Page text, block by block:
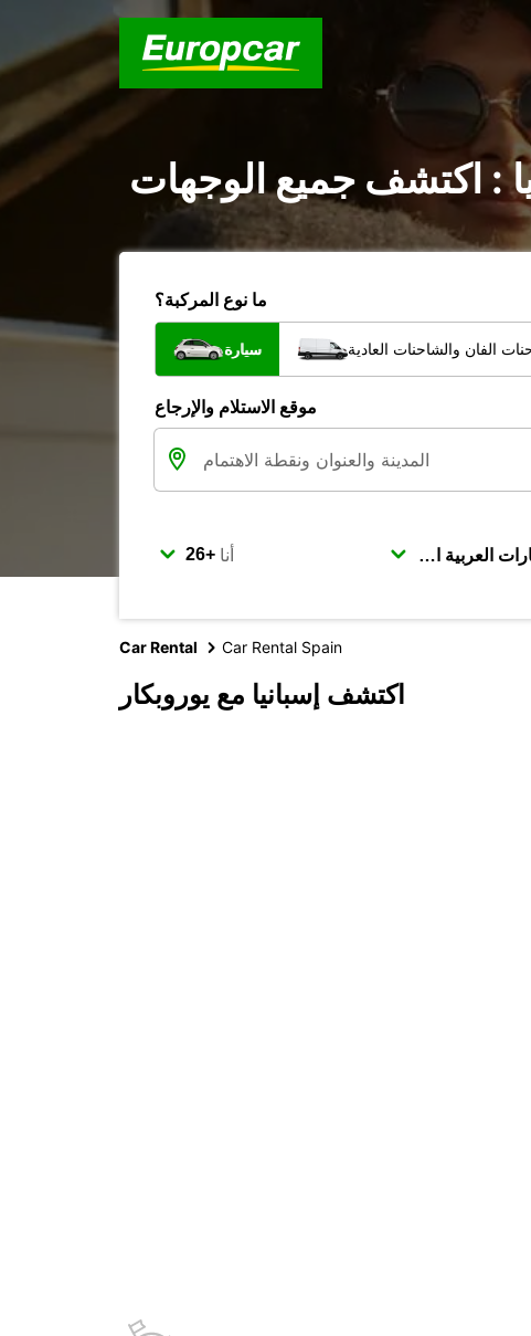
: اكتشف جميع الوجهات
ما نوع المركبة؟
سيارة الفان والشاحنات العادية
موقع الاستلام والإرجاع
أنا
Car Rental Car Rental Spain
اكتشف إسبانيا مع يوروبكار